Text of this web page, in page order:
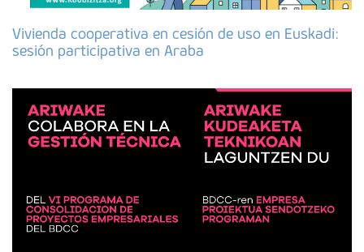
Vivienda cooperativa en cesión de uso en Euskadi:
sesión participativa en Araba